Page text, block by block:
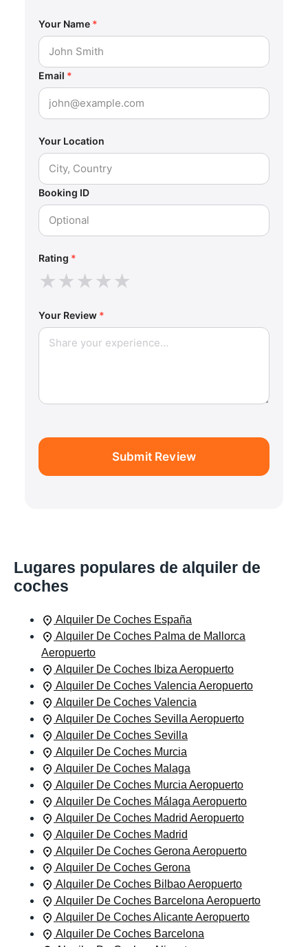
Your Name *
Email *
Your Location
Booking ID
Rating *
★★★★★
Your Review *
Submit Review
Lugares populares de alquiler de
coches
Alquiler De Coches España
Alquiler De Coches Palma de Mallorca
Aeropuerto
Alquiler De Coches Ibiza Aeropuerto
Alquiler De Coches Valencia Aeropuerto
Alquiler De Coches Valencia
Alquiler De Coches Sevilla Aeropuerto
Alquiler De Coches Sevilla
Alquiler De Coches Murcia
Alquiler De Coches Malaga
Alquiler De Coches Murcia Aeropuerto
Alquiler De Coches Málaga Aeropuerto
Alquiler De Coches Madrid Aeropuerto
Alquiler De Coches Madrid
Alquiler De Coches Gerona Aeropuerto
Alquiler De Coches Gerona
Alquiler De Coches Bilbao Aeropuerto
Alquiler De Coches Barcelona Aeropuerto
Alquiler De Coches Alicante Aeropuerto
Alquiler De Coches Barcelona